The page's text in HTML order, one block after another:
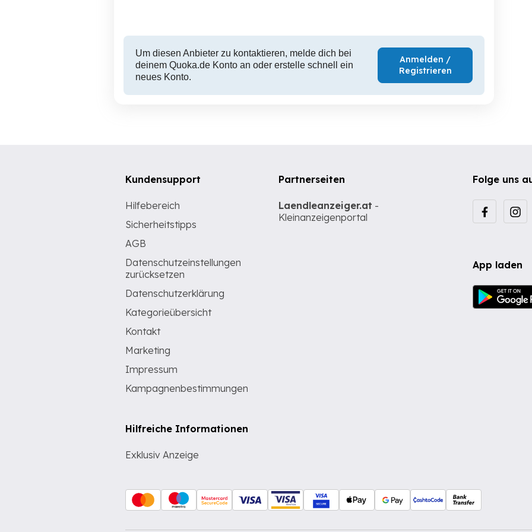
Um diesen Anbieter zu kontaktieren, melde dich bei
deinem Quoka.de Konto an oder erstelle schnell ein
neues Konto.
Anmelden /
Registrieren
Folge uns
App laden
Kundensupport
Hilfebereich
Sicherheitstipps
AGB
Datenschutzeinstellungen
zurücksetzen
Datenschutzerklärung
Kategorieübersicht
Kontakt
Marketing
Impressum
Kampagnenbestimmungen
Hilfreiche Informationen
Exklusiv Anzeige
Partnerseiten
Laendleanzeiger.at -
Kleinanzeigenportal